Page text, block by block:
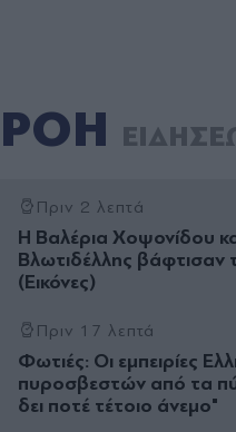
ΡΟΗ
Πριν 2 λεπτά
Η Βαλέρια Χοψονίδου
Βλωτιδέλλης βάφτισαν
(Εικόνες)
Πριν 17 λεπτά
Φωτιές: Οι εμπειρίες
πυροσβεστών από τα
δει ποτέ τέτοιο άνεμο"